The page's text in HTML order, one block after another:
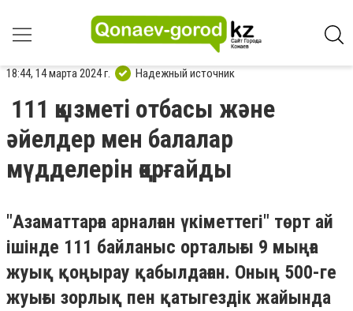
18:44, 14 марта 2024 г. Надежный источник
111 қызметі отбасы және
әйелдер мен балалар
мүдделерін қорғайды
"Азаматтарға арналған үкіметтегі" төрт ай
ішінде 111 байланыс орталығы 9 мыңға
жуық қоңырау қабылдаған. Оның 500-ге
жуығы зорлық пен қатыгездік жайында